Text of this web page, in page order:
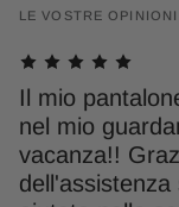
LE VOSTRE OPINIONI
Il mio
nel mio
vacanza!!